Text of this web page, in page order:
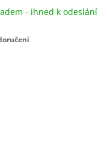
- ihned k odeslání